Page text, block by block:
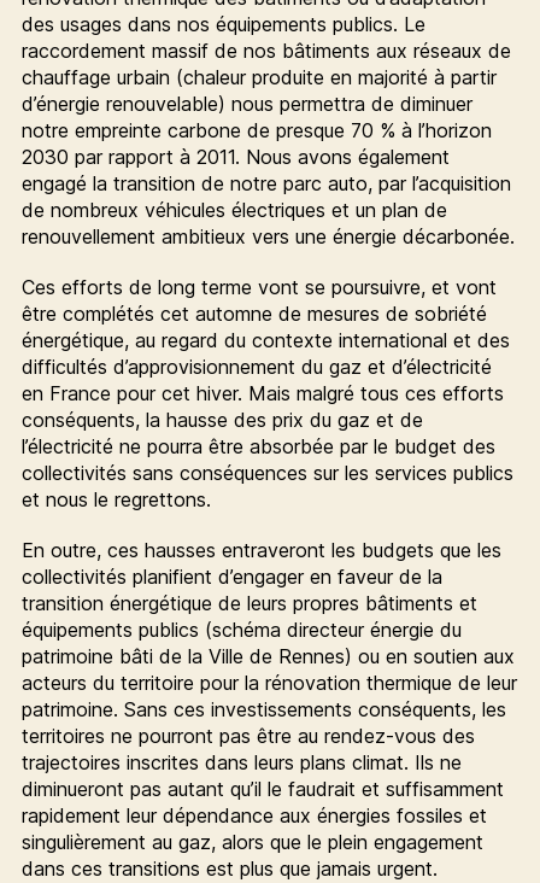
des usages dans nos équipements publics. Le
raccordement massif de nos bâtiments aux réseaux de
chauffage urbain (chaleur produite en majorité à partir
d’énergie renouvelable) nous permettra de diminuer
notre empreinte carbone de presque 70 % à l’horizon
2030 par rapport à 2011. Nous avons également
engagé la transition de notre parc auto, par l’acquisition
de nombreux véhicules électriques et un plan de
renouvellement ambitieux vers une énergie décarbonée.
Ces efforts de long terme vont se poursuivre, et vont
être complétés cet automne de mesures de sobriété
énergétique, au regard du contexte international et des
difficultés d’approvisionnement du gaz et d’électricité
en France pour cet hiver. Mais malgré tous ces efforts
conséquents, la hausse des prix du gaz et de
l’électricité ne pourra être absorbée par le budget des
collectivités sans conséquences sur les services publics
et nous le regrettons.
En outre, ces hausses entraveront les budgets que les
collectivités planifient d’engager en faveur de la
transition énergétique de leurs propres bâtiments et
équipements publics (schéma directeur énergie du
patrimoine bâti de la Ville de Rennes) ou en soutien aux
acteurs du territoire pour la rénovation thermique de leur
patrimoine. Sans ces investissements conséquents, les
territoires ne pourront pas être au rendez-vous des
trajectoires inscrites dans leurs plans climat. Ils ne
diminueront pas autant qu’il le faudrait et suffisamment
rapidement leur dépendance aux énergies fossiles et
singulièrement au gaz, alors que le plein engagement
dans ces transitions est plus que jamais urgent.